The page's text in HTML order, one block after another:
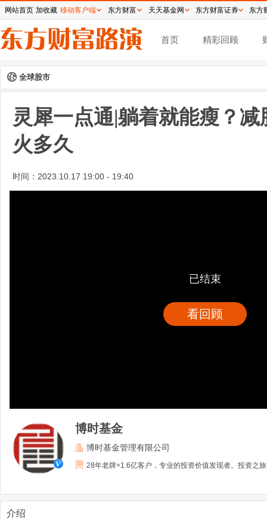
首页 精彩回顾
全球股市
灵犀一点通|躺着就能瘦？减
火多久
时间： 2023.10.17 19:00 - 19:40
已结束
看回顾
博时基金
博时基金管理有限公司
28年老牌+1.6亿客户，专业的投资价值发现者。投资之
介绍
网站首页 加收藏 移动客户端 东方财富 天天基金网 东方财富证券 东方